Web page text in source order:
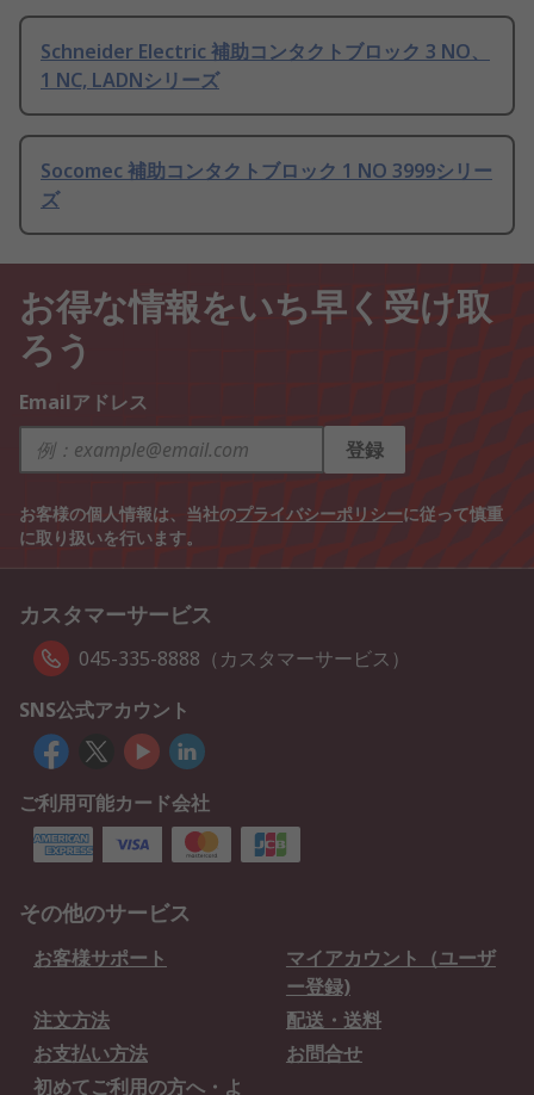
Schneider Electric 補助コンタクトブロック 3 NO、
1 NC, LADNシリーズ
Socomec 補助コンタクトブロック 1 NO 3999シリー
ズ
お得な情報をいち早く受け取
ろう
Emailアドレス
登録
お客様の個人情報は、当社のプライバシーポリシーに従って慎重
に取り扱いを行います。
カスタマーサービス
045-335-8888（カスタマーサービス）
SNS公式アカウント
ご利用可能カード会社
その他のサービス
お客様サポート
マイアカウント（ユーザ
ー登録)
注文方法
配送・送料
お支払い方法
お問合せ
初めてご利用の方へ・よ